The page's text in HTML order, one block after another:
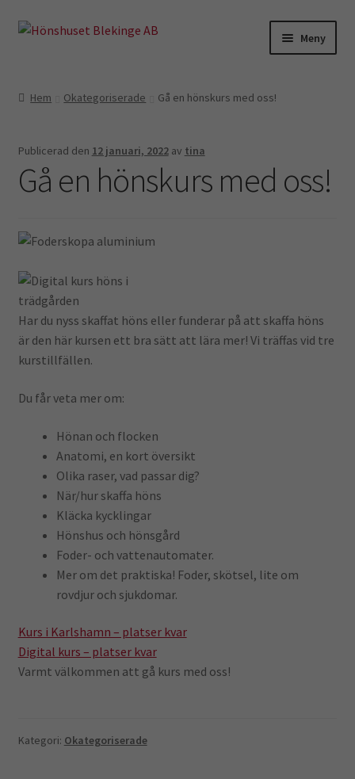
Hoppa
Hoppa
Meny
Äggkartonger
Hemmet
Kuvös
Kampanj
Hem Okategoriserade Gå en hönskurs med oss!
Publicerad den 12 januari, 2022 av tina
Gå en hönskurs med oss!
Har du nyss skaffat höns eller funderar på att skaffa höns
är den här kursen ett bra sätt att lära mer! Vi träffas vid tre
kurstillfällen.
Du får veta mer om:
Hönan och flocken
Anatomi, en kort översikt
Olika raser, vad passar dig?
När/hur skaffa höns
Kläcka kycklingar
Hönshus och hönsgård
Foder- och vattenautomater.
Mer om det praktiska! Foder, skötsel, lite om
rovdjur och sjukdomar.
Kurs i Karlshamn – platser kvar
Digital kurs – platser kvar
Varmt välkommen att gå kurs med oss!
Kategori: Okategoriserade